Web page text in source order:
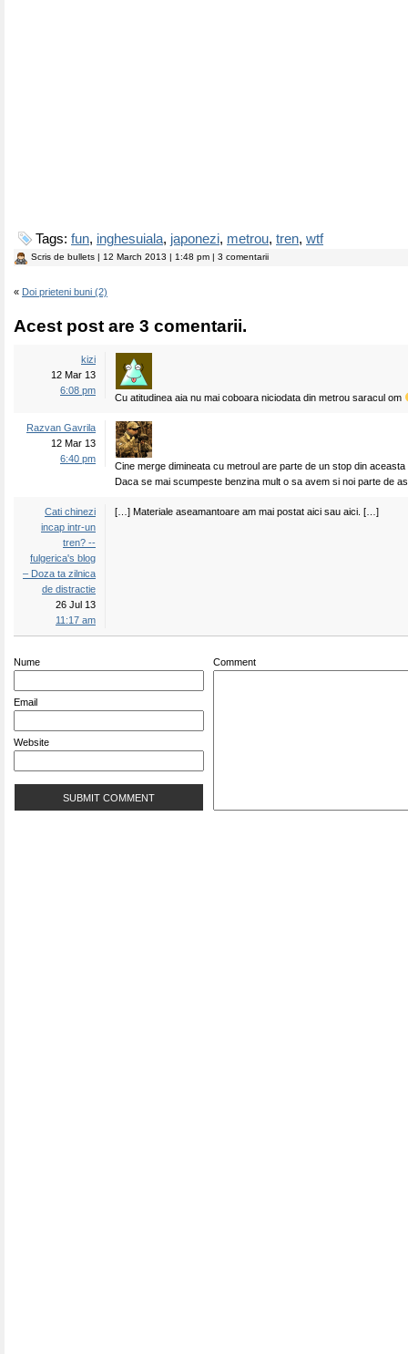
Tags: fun, inghesuiala, japonezi, metrou, tren, wtf
Scris de bullets | 12 March 2013 | 1:48 pm | 3 comentarii
« Doi prieteni buni (2)
Acest post are 3 comentarii.
kizi
12 Mar 13
6:08 pm
Cu atitudinea aia nu mai coboara niciodata din metrou saracul om
Razvan Gavrila
12 Mar 13
6:40 pm
Cine merge dimineata cu metroul are parte de un stop din aceasta
Daca se mai scumpeste benzina mult o sa avem si noi parte de
Cati chinezi
incap intr-un
tren? --
fulgerica's blog
– Doza ta zilnica
de distractie
26 Jul 13
11:17 am
[…] Materiale aseamantoare am mai postat aici sau aici. […]
Nume
Email
Website
Comment